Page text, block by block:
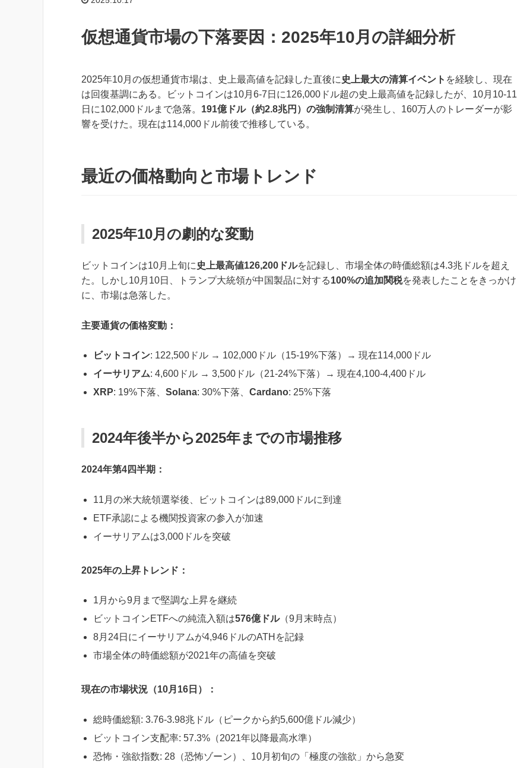
仮想通貨市場の下落要因：2025年10月の詳細分析
2025年10月の仮想通貨市場は、史上最高値を記録した直後に 史上最大の清算イベント を経験し、現在
は回復基調にある。ビットコインは10月6-7日に126,000ドル超の史上最高値を記録したが、10月10-11
日に102,000ドルまで急落。 191億ドル（約2.8兆円）の強制清算が発生し、160万人のトレーダーが影
響を受けた。現在は114,000ドル前後で推移している。
最近の価格動向と市場トレンド
2025年10月の劇的な変動
ビットコインは10月上旬に 史上最高値126,200ドルを記録し、市場全体の時価総額は4.3兆ドルを超え
た。しかし10月10日、トランプ大統領が中国製品に対する100%の追加関税を発表したことをきっかけ
に、市場は急落した。
主要通貨の価格変動：
ビットコイン: 122,500ドル → 102,000ドル（15-19%下落）→ 現在114,000ドル
イーサリアム: 4,600ドル → 3,500ドル（21-24%下落）→ 現在4,100-4,400ドル
XRP: 19%下落、 Solana: 30%下落、 Cardano: 25%下落
2024年後半から2025年までの市場推移
2024年第4四半期：
11月の米大統領選挙後、ビットコインは89,000ドルに到達
ETF承認による機関投資家の参入が加速
イーサリアムは3,000ドルを突破
2025年の上昇トレンド：
1月から9月まで堅調な上昇を継続
ビットコインETFへの純流入額は576億ドル（9月末時点）
8月24日にイーサリアムが4,946ドルのATHを記録
市場全体の時価総額が2021年の高値を突破
現在の市場状況（10月16日）：
総時価総額: 3.76-3.98兆ドル（ピークから約5,600億ドル減少）
ビットコイン支配率: 57.3%（2021年以降最高水準）
恐怖・強欲指数: 28（恐怖ゾーン）、10月初旬の「極度の強欲」から急変